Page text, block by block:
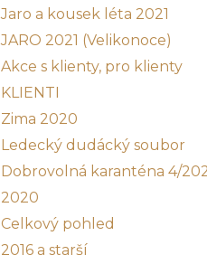
Jaro a kousek léta 2021
JARO 2021 (Velikonoce)
Akce s klienty, pro klienty
KLIENTI
Zima 2020
Ledecký dudácký soubor
Dobrovolná karanténa 4/
2020
Celkový pohled
2016 a starší